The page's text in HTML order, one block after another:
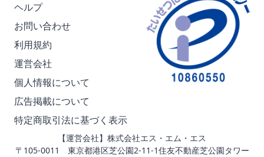
ヘルプ
お問い合わせ
利用規約
運営会社
個人情報について
広告掲載について
特定商取引法に基づく表示
【運営会社】株式会社エス・エム・エス
〒105-0011 東京都港区芝公園2-11-1住友不動産芝公園タワー